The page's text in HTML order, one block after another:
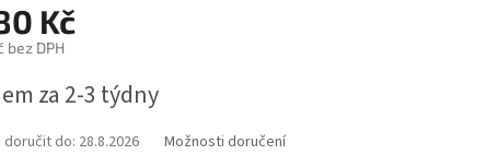
Kč
bez DPH
za 2-3 týdny
doručit do: 28.8.2026 Možnosti doručení